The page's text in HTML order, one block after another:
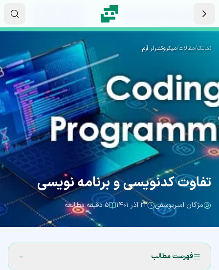
نماتک/مقالات/میکروکنترلر آرم
تفاوت کدنویسی و برنامه نویسی
مژگان امیریوسفی ۲۲ آذر ۱۴۰۱ ۵ دقیقه مطالعه
فهرست مطالب